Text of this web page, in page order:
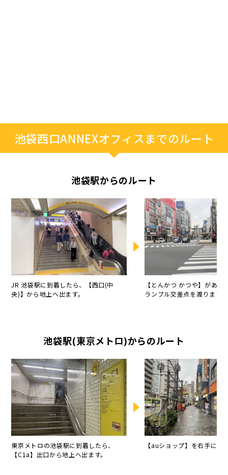
池袋西口ANNEXオフィスまでのルート
池袋駅からのルート
JR 池袋駅に到着したら、【西口(中
央)】から地上へ出ます。
【とんかつ かつや】がある
ランブル交差点を渡ります。
池袋駅(東京メトロ)からのルート
東京メトロの池袋駅に到着したら、
【C1a】出口から地上へ出ます。
【auショップ】を右手に直